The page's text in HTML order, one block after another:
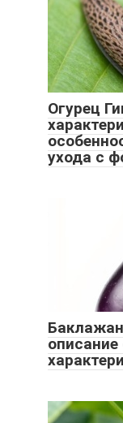
Огурец
ухода с